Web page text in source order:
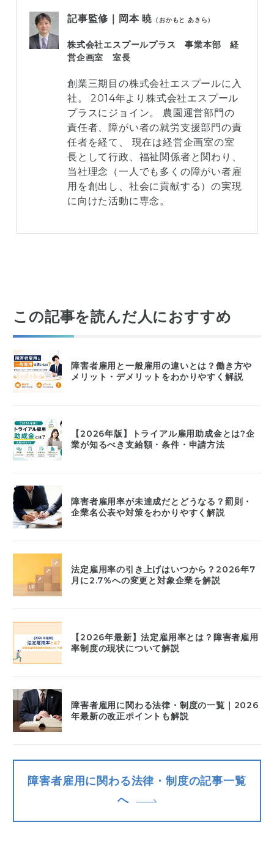
記事監修｜岡本 暁 （おかもと あきら）
株式会社エスプールプラス 事業本部 経
営企画室 室長
創業三期目の株式会社エスプールに入
社。 2014年より株式会社エスプール
プラスにジョイン。 農園運営部門の
責任者、障がい者の就労支援部門の責
任者を経て、 現在は経営企画室の室
長として行政、福祉関係者と関わり、
当社理念（一人でも多くの障がい者雇
用を創出し、社会に貢献する）の実現
に向けた活動に専念。
この記事を読んだ人におすすめ
障害者雇用と一般雇用の違いとは？働き方や
メリット・デメリットをわかりやすく解説
【2026年版】トライアル雇用助成金とは?企
業が知るべき支給額・条件・申請方法
障害者雇用率が未達成だとどうなる？罰則・
企業名公表や対策をわかりやすく解説
法定雇用率の引き上げはいつから？2026年7
月に2.7%への変更と対象企業を解説
【2026年最新】法定雇用率とは？障害者雇用
率制度の現状について解説
障害者雇用に関わる法律・制度の一覧｜2026
年最新の改正ポイントも解説
障害者雇用に関わる法律・制度の記事一覧
へ